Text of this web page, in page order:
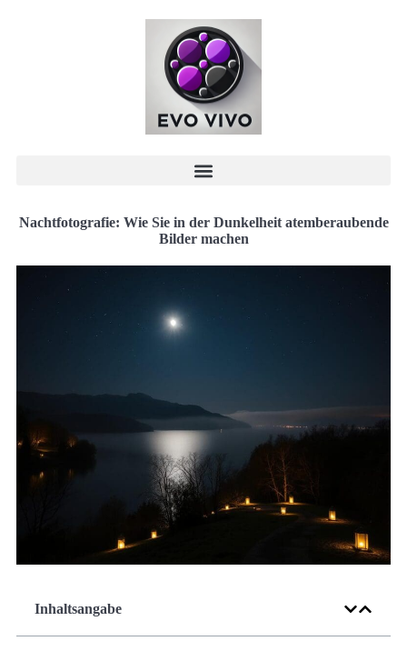
Nachtfotografie: Wie Sie in der Dunkelheit atemberaubende
Bilder machen
Inhaltsangabe